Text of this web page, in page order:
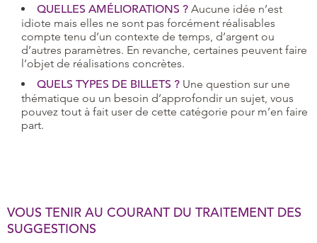
QUELLES AMÉLIORATIONS ? Aucune idée n’est
idiote mais elles ne sont pas forcément réalisables
compte tenu d’un contexte de temps, d’argent ou
d’autres paramètres. En revanche, certaines peuvent faire
l’objet de réalisations concrètes.
QUELS TYPES DE BILLETS ? Une question sur une
thématique ou un besoin d’approfondir un sujet, vous
pouvez tout à fait user de cette catégorie pour m’en faire
part.
VOUS TENIR AU COURANT DU TRAITEMENT DES
SUGGESTIONS